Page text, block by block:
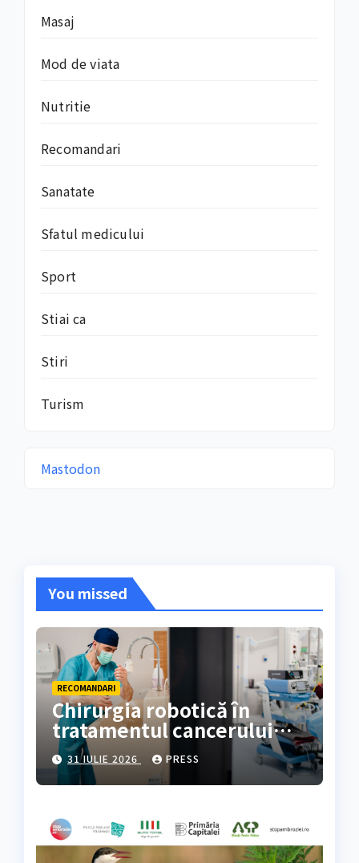
Masaj
Mod de viata
Nutritie
Recomandari
Sanatate
Sfatul medicului
Sport
Stiai ca
Stiri
Turism
Mastodon
You missed
RECOMANDARI
Chirurgia robotică în
tratamentul cancerului
colorectal
31 IULIE 2026 PRESS